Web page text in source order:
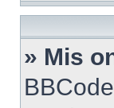
» Mis